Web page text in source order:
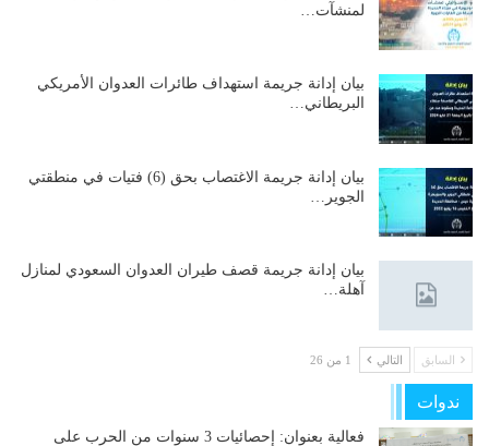
لمنشآت…
بيان إدانة جريمة استهداف طائرات العدوان الأمريكي
البريطاني…
بيان إدانة جريمة الاغتصاب بحق (6) فتيات في منطقتي
الجوير…
بيان إدانة جريمة قصف طيران العدوان السعودي لمنازل
آهلة…
السابق التالي 1 من 26
ندوات
فعالية بعنوان: إحصائيات 3 سنوات من الحرب على